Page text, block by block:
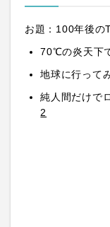
お題：100年後の
70℃の炎天下
地球に行って
純人間だけで
2